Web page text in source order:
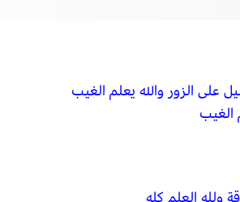
على الزور والله يعلم الغيب
الغيب
العلم كله